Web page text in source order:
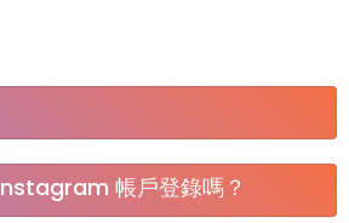
只投放一些廣告來支持我們的發
帳戶登錄嗎？